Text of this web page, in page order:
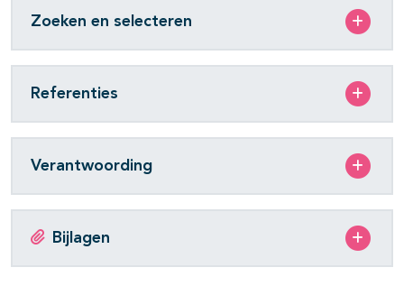
Zoeken en selecteren
Referenties
Verantwoording
Bijlagen